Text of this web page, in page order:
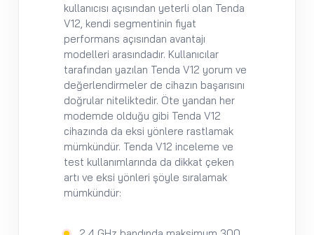
kullanıcısı açısından yeterli olan Tenda
V12, kendi segmentinin fiyat
performans açısından avantajı
modelleri arasındadır. Kullanıcılar
tarafından yazılan Tenda V12 yorum ve
değerlendirmeler de cihazın başarısını
doğrular niteliktedir. Öte yandan her
modemde olduğu gibi Tenda V12
cihazında da eksi yönlere rastlamak
mümkündür. Tenda V12 inceleme ve
test kullanımlarında da dikkat çeken
artı ve eksi yönleri şöyle sıralamak
mümkündür: